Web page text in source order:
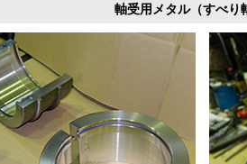
軸受用メタル（すべり